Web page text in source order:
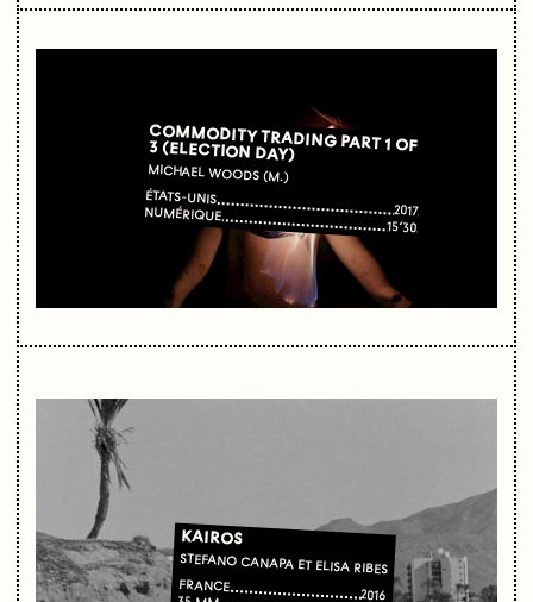
COMMODITY TRADING PART 1 OF 3 (ELECTION DAY)
MICHAEL WOODS (M.)
ÉTATS-UNIS
2017
NUMÉRIQUE
15’30
KAIROS
STEFANO CANAPA ET ELISA RIBES
FRANCE
2016